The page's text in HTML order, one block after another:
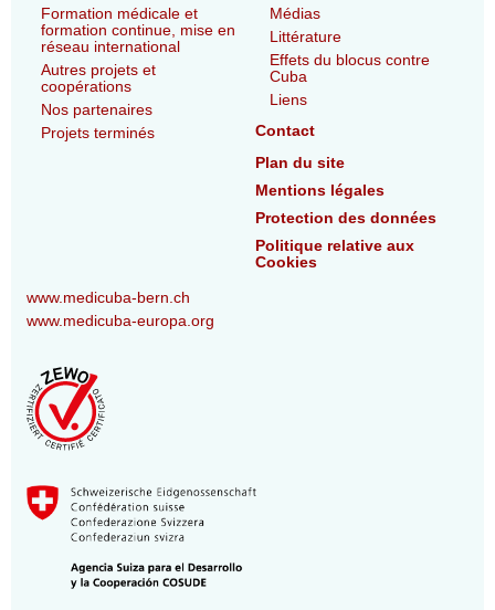
Formation médicale et
formation continue, mise en
réseau international
Autres projets et
coopérations
Nos partenaires
Projets terminés
Médias
Littérature
Effets du blocus contre
Cuba
Liens
Contact
Plan du site
Mentions légales
Protection des données
Politique relative aux
Cookies
www.medicuba-bern.ch
www.medicuba-europa.org